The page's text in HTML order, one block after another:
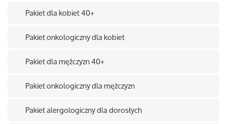
Pakiet dla kobiet 40+
Pakiet onkologiczny dla kobiet
Pakiet dla mężczyzn 40+
Pakiet onkologiczny dla mężczyzn
Pakiet alergologiczny dla dorosłych